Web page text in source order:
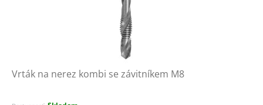
Vrták na nerez kombi se závitníkem M8